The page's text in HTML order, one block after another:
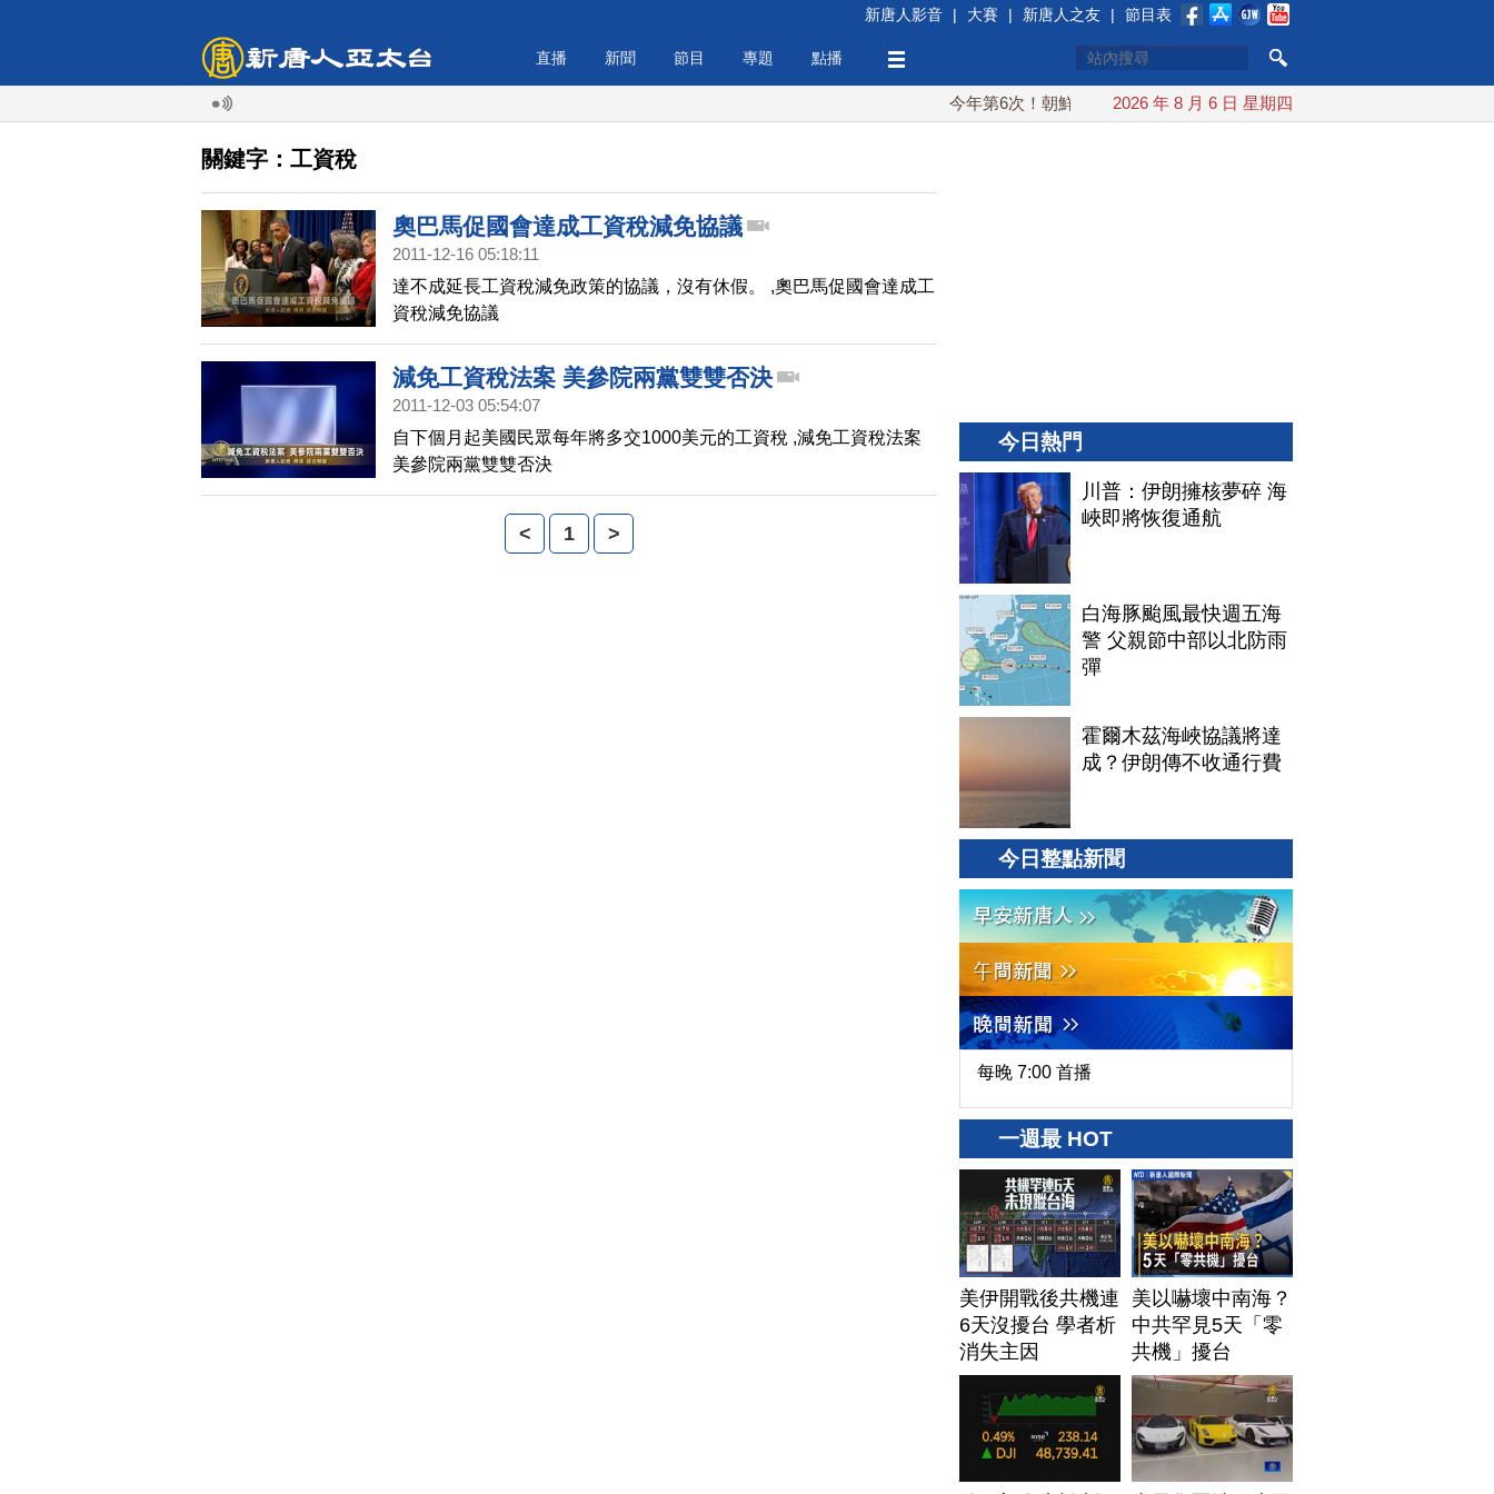
新唐人影音 | 大賽 | 新唐人之友 | 節目表
直播 新聞 節目 專題 點播
今年第6次！朝鮮發射彈道導彈 落日本EEZ外
2026 年 8 月 6 日 星期四
關鍵字：工資稅
奧巴馬促國會達成工資稅減免協議
2011-12-16 05:18:11
達不成延長工資稅減免政策的協議，沒有休假。 ,奧巴馬促國會達成工
資稅減免協議
減免工資稅法案 美參院兩黨雙雙否決
2011-12-03 05:54:07
自下個月起美國民眾每年將多交1000美元的工資稅 ,減免工資稅法案
美參院兩黨雙雙否決
< 1 >
今日熱門
川普：伊朗擁核夢碎 海
峽即將恢復通航
白海豚颱風最快週五海
警 父親節中部以北防雨
彈
霍爾木茲海峽協議將達
成？伊朗傳不收通行費
今日整點新聞
每晚 7:00 首播
一週最 HOT
美伊開戰後共機連
6天沒擾台 學者析
消失主因
美以嚇壞中南海？
中共罕見5天「零
共機」擾台